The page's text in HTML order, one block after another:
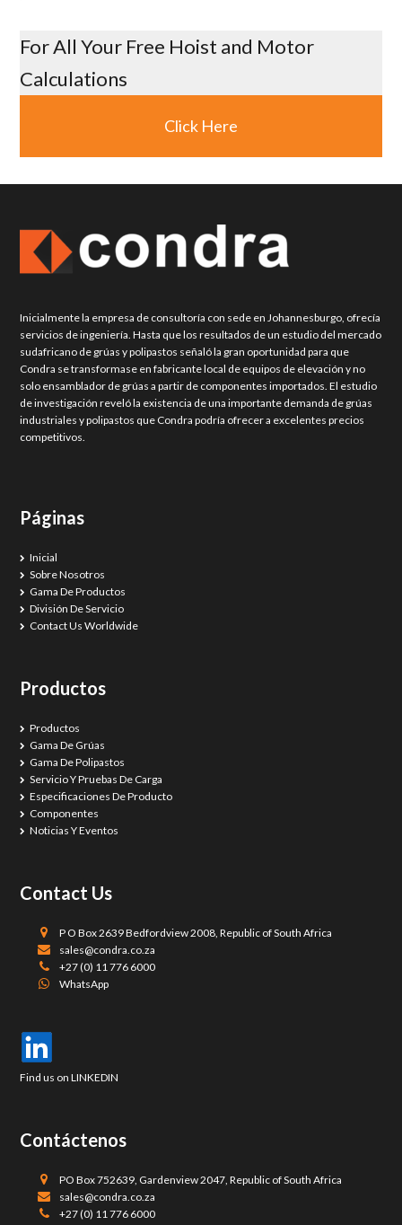
For All Your Free Hoist and Motor
Calculations
Click Here
Inicialmente la empresa de consultoría con sede en Johannesburgo, ofrecía
servicios de ingeniería. Hasta que los resultados de un estudio del mercado
sudafricano de grúas y polipastos señaló la gran oportunidad para que
Condra se transformase en fabricante local de equipos de elevación y no
solo ensamblador de grúas a partir de componentes importados. El estudio
de investigación reveló la existencia de una importante demanda de grúas
industriales y polipastos que Condra podría ofrecer a excelentes precios
competitivos.
Páginas
Inicial
Sobre Nosotros
Gama De Productos
División De Servicio
Contact Us Worldwide
Productos
Productos
Gama De Grúas
Gama De Polipastos
Servicio Y Pruebas De Carga
Especificaciones De Producto
Componentes
Noticias Y Eventos
Contact Us
P O Box 2639 Bedfordview 2008, Republic of South Africa
sales@condra.co.za
+27 (0) 11 776 6000
WhatsApp
Find us on LINKEDIN
Contáctenos
PO Box 752639, Gardenview 2047, Republic of South Africa
sales@condra.co.za
+27 (0) 11 776 6000